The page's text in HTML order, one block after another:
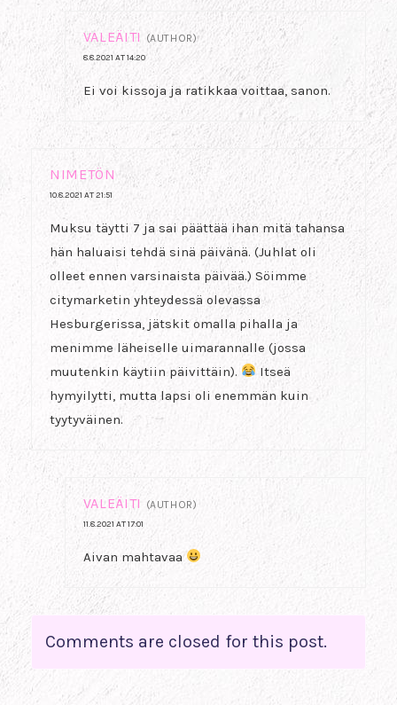
VALEÄITI (AUTHOR)
8.8.2021 AT 14:20
Ei voi kissoja ja ratikkaa voittaa, sanon.
NIMETÖN
10.8.2021 AT 21:51
Muksu täytti 7 ja sai päättää ihan mitä tahansa
hän haluaisi tehdä sinä päivänä. (Juhlat oli
olleet ennen varsinaista päivää.) Söimme
citymarketin yhteydessä olevassa
Hesburgerissa, jätskit omalla pihalla ja
menimme läheiselle uimarannalle (jossa
muutenkin käytiin päivittäin).
Itseä
hymyilytti, mutta lapsi oli enemmän kuin
tyytyväinen.
VALEÄITI (AUTHOR)
11.8.2021 AT 17:01
Aivan mahtavaa
Comments are closed for this post.